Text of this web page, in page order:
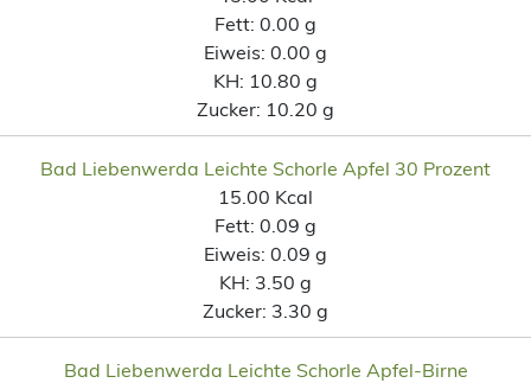
Fett: 0.00 g
Eiweis: 0.00 g
KH: 10.80 g
Zucker: 10.20 g
Bad Liebenwerda Leichte Schorle Apfel 30 Prozent
15.00 Kcal
Fett: 0.09 g
Eiweis: 0.09 g
KH: 3.50 g
Zucker: 3.30 g
Bad Liebenwerda Leichte Schorle Apfel-Birne